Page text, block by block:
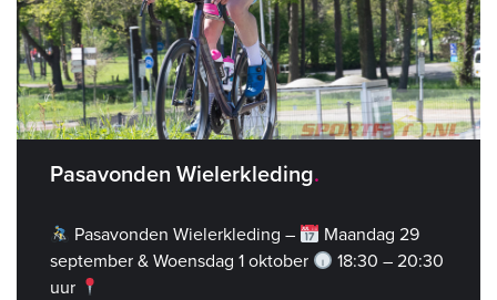
Pasavonden Wielerkleding
Pasavonden Wielerkleding –
Maandag 29
september & Woensdag 1 oktober
18:30 – 20:30
uur